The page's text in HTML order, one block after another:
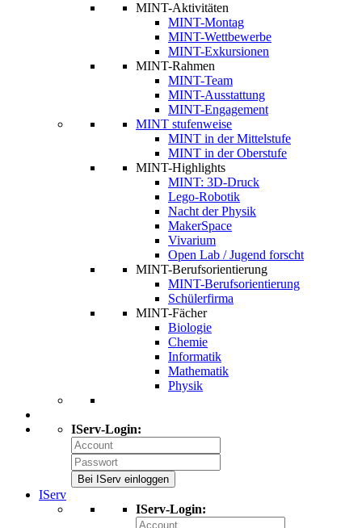
MINT-Aktivitäten
MINT-Montag
MINT-Wettbewerbe
MINT-Exkursionen
MINT-Rahmen
MINT-Team
MINT-Ausstattung
MINT-Engagement
MINT stufenweise
MINT in der Mittelstufe
MINT in der Oberstufe
MINT-Highlights
MINT: 3D-Druck
Lego-Robotik
Nacht der Physik
MakerSpace
Vivarium
Open Lab / Jugend forscht
MINT-Berufsorientierung
MINT-Berufsorientierung
Schülerfirma
MINT-Fächer
Biologie
Chemie
Informatik
Mathematik
Physik
IServ-Login:
Bei IServ einloggen
IServ
IServ-Login: